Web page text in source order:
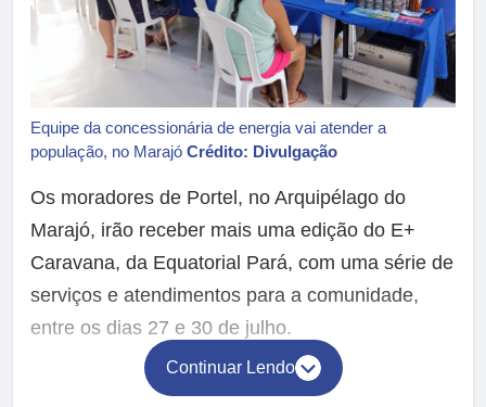
Equipe da concessionária de energia vai atender a
população, no Marajó Crédito: Divulgação
Os moradores de Portel, no Arquipélago do
Marajó, irão receber mais uma edição do E+
Caravana, da Equatorial Pará, com uma série de
serviços e atendimentos para a comunidade,
entre os dias 27 e 30 de julho.
Continuar Lendo